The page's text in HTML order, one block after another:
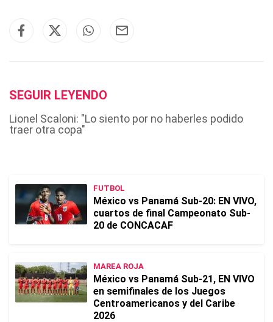
SEGUIR LEYENDO
Lionel Scaloni: "Lo siento por no haberles podido
traer otra copa"
FUTBOL
México vs Panamá Sub-20: EN VIVO,
cuartos de final Campeonato Sub-
20 de CONCACAF
MAREA ROJA
México vs Panamá Sub-21, EN VIVO
en semifinales de los Juegos
Centroamericanos y del Caribe
2026